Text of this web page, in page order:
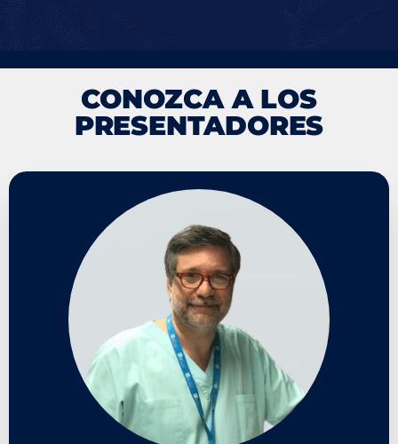
CONOZCA A LOS
PRESENTADORES